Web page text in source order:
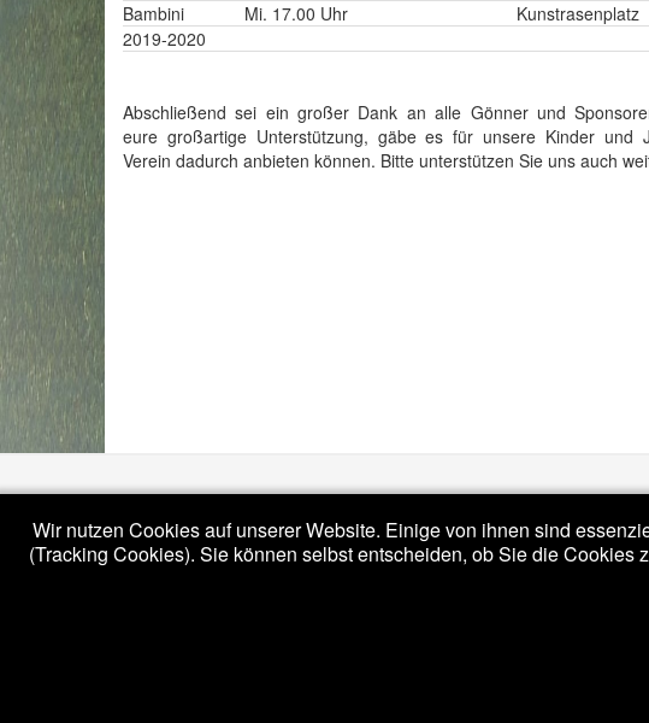
Bambini Mi. 17.00 Uhr Kunstrasenplatz
2019-2020
Abschließend sei ein großer Dank an alle Gönner und
eure großartige Unterstützung, gäbe es für unsere Kinder und
Verein dadurch anbieten können. Bitte unterstützen Sie uns auch
Apache
Wir nutzen Cookies auf unserer Website. Einige von ihnen sind
(Tracking Cookies). Sie können selbst entscheiden, ob Sie die